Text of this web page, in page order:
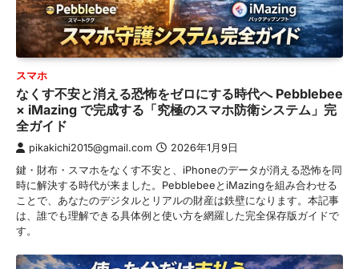
スマホ
なくす不安と消える恐怖をゼロにする時代へ Pebblebee
× iMazing で完成する「究極のスマホ防衛システム」完
全ガイド
pikakichi2015@gmail.com 2026年1月9日
鍵・財布・スマホをなくす不安と、iPhoneのデータが消える恐怖を同
時に解決する時代が来ました。PebblebeeとiMazingを組み合わせる
ことで、あなたのデジタルとリアルの財産は鉄壁になります。本記事
は、誰でも理解できる具体例と使い方を網羅した完全保存版ガイドで
す。